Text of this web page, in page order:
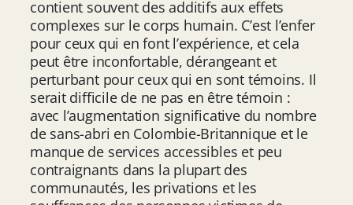
contient souvent des additifs aux effets
complexes sur le corps humain. C’est l’enfer
pour ceux qui en font l’expérience, et cela
peut être inconfortable, dérangeant et
perturbant pour ceux qui en sont témoins. Il
serait difficile de ne pas en être témoin :
avec l’augmentation significative du nombre
de sans-abri en Colombie-Britannique et le
manque de services accessibles et peu
contraignants dans la plupart des
communautés, les privations et les